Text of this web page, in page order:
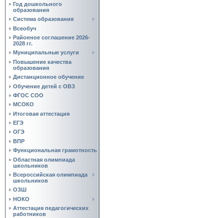
Год дошкольного
образования
Система образования
Всеобуч
Районное соглашение 2026-
2028 гг.
Муниципальные услуги
Повышение качества
образования
Дистанционное обучение
Обучение детей с ОВЗ
ФГОС СОО
МСОКО
Итоговая аттестация
ЕГЭ
ОГЭ
ВПР
Функциональная грамотность
Областная олимпиада
школьников
Всероссийская олимпиада
школьников
ОЗШ
НОКО
Аттестация педагогических
работников